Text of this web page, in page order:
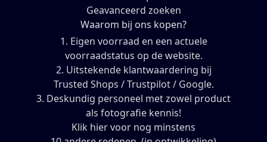
Geavanceerd zoeken
Waarom bij ons kopen?
1. Eigen voorraad en een actuele
voorraadstatus op de website.
2. Uitstekende klantwaardering bij
Trusted Shops / Trustpilot / Google.
3. Deskundig personeel met zowel product
als fotografie kennis!
Klik hier voor nog minstens